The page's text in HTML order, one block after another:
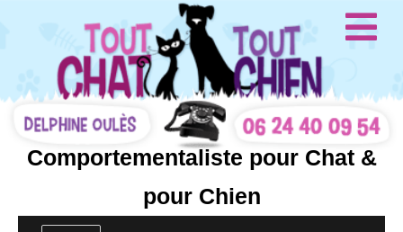
Comportementaliste pour Chat &
pour Chien